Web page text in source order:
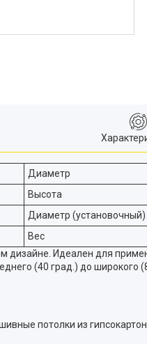
Диаметр
Высота
Диаметр (установочный)
Вес
Идеален для
(40 град.) до
потолки из